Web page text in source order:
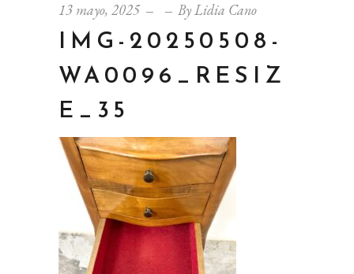
13 mayo, 2025 ByLidia Cano
IMG-20250508-
WA0096_RESIZ
E_35